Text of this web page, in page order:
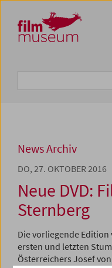
Zum Inhalt
Zum Hauptmenü
Zur Servicenavigation
Zum Suche
News Archiv
DO, 27. OKTOBER 2016
Neue DVD:
Sternberg
Die vorliegende Edition
ersten und letzten
Österreichers Josef